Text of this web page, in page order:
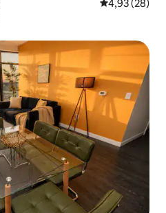
Évaluation
4,93 (28)